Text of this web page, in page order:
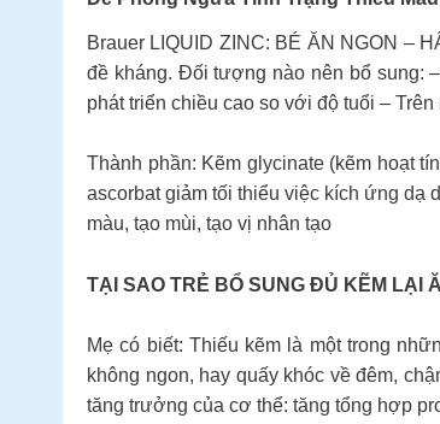
Brauer LIQUID ZINC: BÉ ĂN NGON –
đề kháng. Đối tượng nào nên bổ sung:
phát triển chiều cao so với độ tuổi –
Thành phần: Kẽm glycinate (kẽm hoạt
ascorbat giảm tối thiểu việc kích ứng dạ
màu, tạo mùi, tạo vị nhân tạo
TẠI SAO TRẺ BỔ SUNG ĐỦ KẼM LẠI
Mẹ có biết: Thiếu kẽm là một trong
không ngon, hay quấy khóc về đêm,
tăng trưởng của cơ thể: tăng tổng hợp